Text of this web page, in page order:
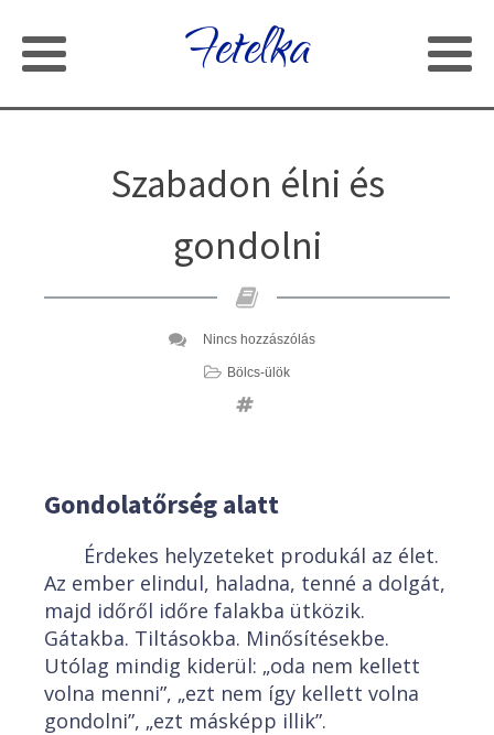
Fetelka
Szabadon élni és
gondolni
Nincs hozzászólás
Bölcs-ülök
Gondolatőrség alatt
Érdekes helyzeteket produkál az élet.
Az ember elindul, haladna, tenné a dolgát,
majd időről időre falakba ütközik.
Gátakba. Tiltásokba. Minősítésekbe.
Utólag mindig kiderül: „oda nem kellett
volna menni”, „ezt nem így kellett volna
gondolni”, „ezt másképp illik”.